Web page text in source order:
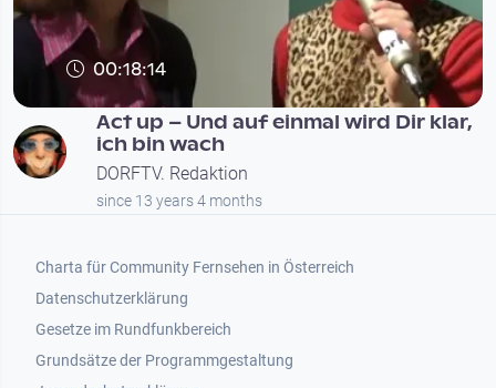
00:18:14
Act up – Und auf einmal wird Dir klar,
ich bin wach
DORFTV. Redaktion
since 13 years 4 months
Footer 1
Charta für Community Fernsehen in Österreich
Datenschutzerklärung
Gesetze im Rundfunkbereich
Grundsätze der Programmgestaltung